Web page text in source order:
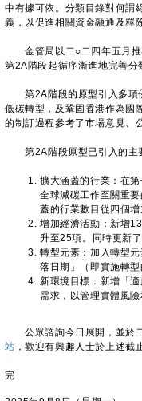
中有據可依。分類目錄對何謂
義，以促進相關資金融通及釋
金管局以二○二四年五月推
第2A階段起循序漸進地完善分
第2A階段的原型引入多項
低碳轉型，及鞏固香港作為國
的制訂過程參考了市場意見、
第2A階段原型已引入的主
擴大涵蓋的行業：在
全球減碳工作至關重
蓋的行業數目從四個增
增加經濟活動：新增
升至25項。同時更新
轉型元素：加入轉型
落日期」（即實施轉
新環境目標：新增「
需求，以管理實體風
公眾諮詢今日展開，並於二
站 ，歡迎有興趣人士於上述截
完